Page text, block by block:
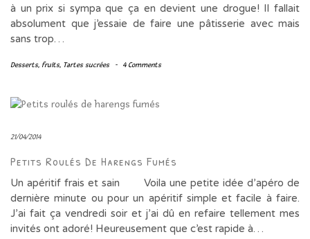
à un prix si sympa que ça en devient une drogue! Il fallait
absolument que j’essaie de faire une pâtisserie avec mais
sans trop…
Desserts, fruits, Tartes sucrées - 4 Comments
21/04/2014
Petits Roulés De Harengs Fumés
Un apéritif frais et sain Voila une petite idée d’apéro de
dernière minute ou pour un apéritif simple et facile à faire.
J’ai fait ça vendredi soir et j’ai dû en refaire tellement mes
invités ont adoré! Heureusement que c’est rapide à…